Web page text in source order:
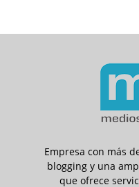
Empresa con más
blogging y una
que ofrece